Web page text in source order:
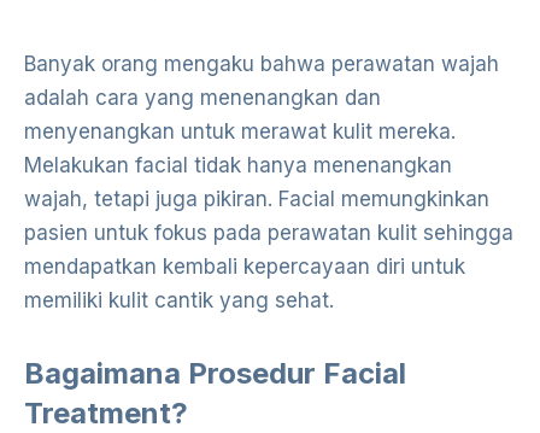
Banyak orang mengaku bahwa perawatan wajah
adalah cara yang menenangkan dan
menyenangkan untuk merawat kulit mereka.
Melakukan facial tidak hanya menenangkan
wajah, tetapi juga pikiran. Facial memungkinkan
pasien untuk fokus pada perawatan kulit sehingga
mendapatkan kembali kepercayaan diri untuk
memiliki kulit cantik yang sehat.
Bagaimana Prosedur Facial
Treatment?